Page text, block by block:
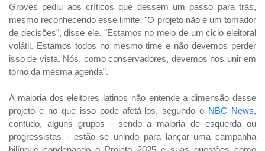
Groves pediu aos críticos que dessem um passo para trás,
mesmo reconhecendo esse limite. "O projeto não é um tomador
de decisões", disse ele. "Estamos no meio de um ciclo eleitoral
volátil. Estamos todos no mesmo time e não devemos perder
isso de vista. Nós, como conservadores, devemos nos unir em
torno da mesma agenda”.
A maioria dos eleitores latinos não entende a dimensão desse
projeto e no que isso pode afetá-los, segundo o NBC News,
contudo, alguns grupos - sendo a maioria de esquerda ou
progressistas - estão se unindo para lançar uma campanha